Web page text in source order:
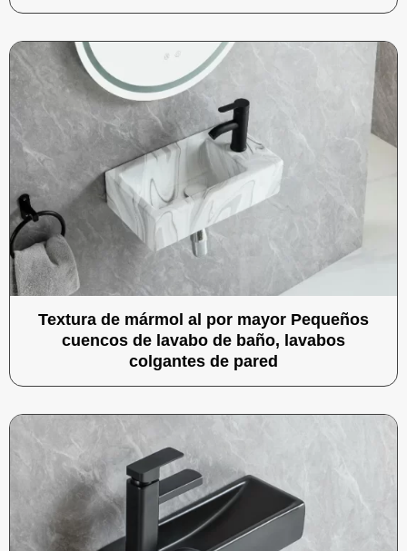
Textura de mármol al por mayor Pequeños
cuencos de lavabo de baño, lavabos
colgantes de pared